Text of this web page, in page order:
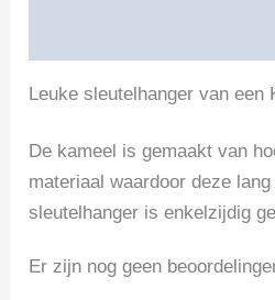
Leuke sleutelhanger van een
De kameel is gemaakt van
materiaal waardoor deze
sleutelhanger is enkelzijdig
Er zijn nog geen